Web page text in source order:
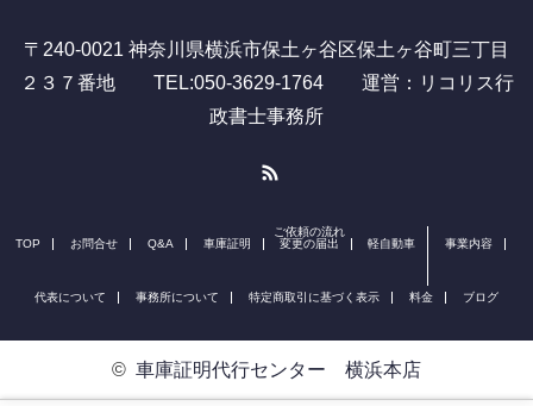
〒240-0021 神奈川県横浜市保土ヶ谷区保土ヶ谷町三丁目
２３７番地 TEL:050-3629-1764 運営：リコリス行
政書士事務所
TOP お問合せ Q&A
ご依頼の流れ
車庫証明
変更の届出 軽自動車 事業内容
代表について 事務所について 特定商取引に基づく表示 料金 ブログ
© 車庫証明代行センター 横浜本店